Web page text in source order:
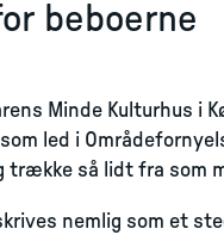
beboerne
Minde Kulturhus i
led i
trække så lidt fra som
nemlig som et